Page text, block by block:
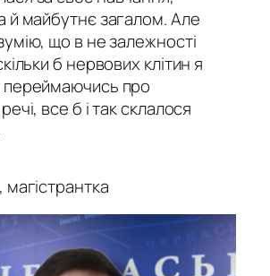
й майбутнє загалом. Але
що в не залежності
б нервових клітин я
переймаючись про
все б і так склалося